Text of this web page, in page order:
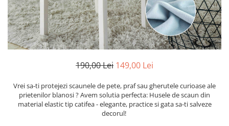
Lenjerii De Pat Bumbac Satinat 2
Persoane
Lenjerii De Pat Volanase
Lenjerii De Pat, Finet Premium 3D,
Lenjerii De Pat Catifea
Lenjerii De Pat Cocolino
190,00 Lei 149,00 Lei
Vrei sa-ti protejezi scaunele de pete, praf sau gherutele curioase ale
prietenilor blanosi ? Avem solutia perfecta: Husele de scaun din
material elastic tip catifea - elegante, practice si gata sa-ti salveze
decorul!